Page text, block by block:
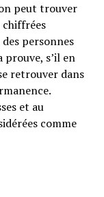
peut trouver
chiffrées
personnes
prouve, s’il en
retrouver dans
et au
comme